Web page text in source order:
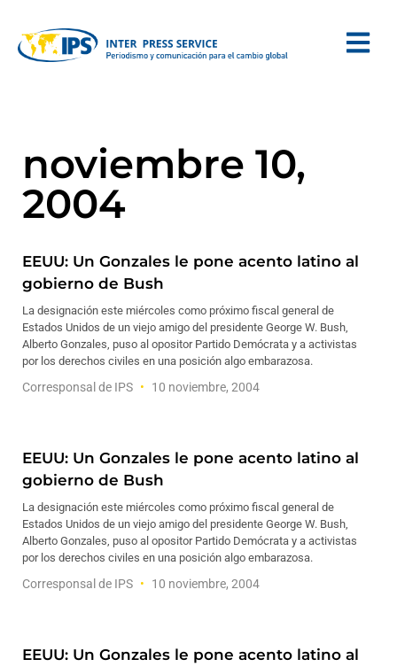
noviembre 10,
2004
EEUU: Un Gonzales le pone acento latino al
gobierno de Bush
La designación este miércoles como próximo fiscal general de
Estados Unidos de un viejo amigo del presidente George W. Bush,
Alberto Gonzales, puso al opositor Partido Demócrata y a activistas
por los derechos civiles en una posición algo embarazosa.
Corresponsal de IPS 10 noviembre, 2004
EEUU: Un Gonzales le pone acento latino al
gobierno de Bush
La designación este miércoles como próximo fiscal general de
Estados Unidos de un viejo amigo del presidente George W. Bush,
Alberto Gonzales, puso al opositor Partido Demócrata y a activistas
por los derechos civiles en una posición algo embarazosa.
Corresponsal de IPS 10 noviembre, 2004
EEUU: Un Gonzales le pone acento latino al